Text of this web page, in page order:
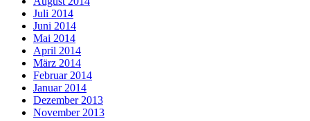
Juli 2014
Juni 2014
Mai 2014
April 2014
März 2014
Februar 2014
Januar 2014
Dezember 2013
November 2013